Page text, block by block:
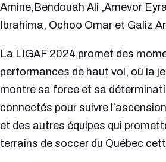
Amine,Bendouah Ali ,Amevor
Ibrahima, Ochoo Omar et Galiz
La LIGAF 2024 promet des
performances de haut vol, où la
montre sa force et sa
connectés pour suivre
et des autres équipes qui
terrains de soccer du Québec